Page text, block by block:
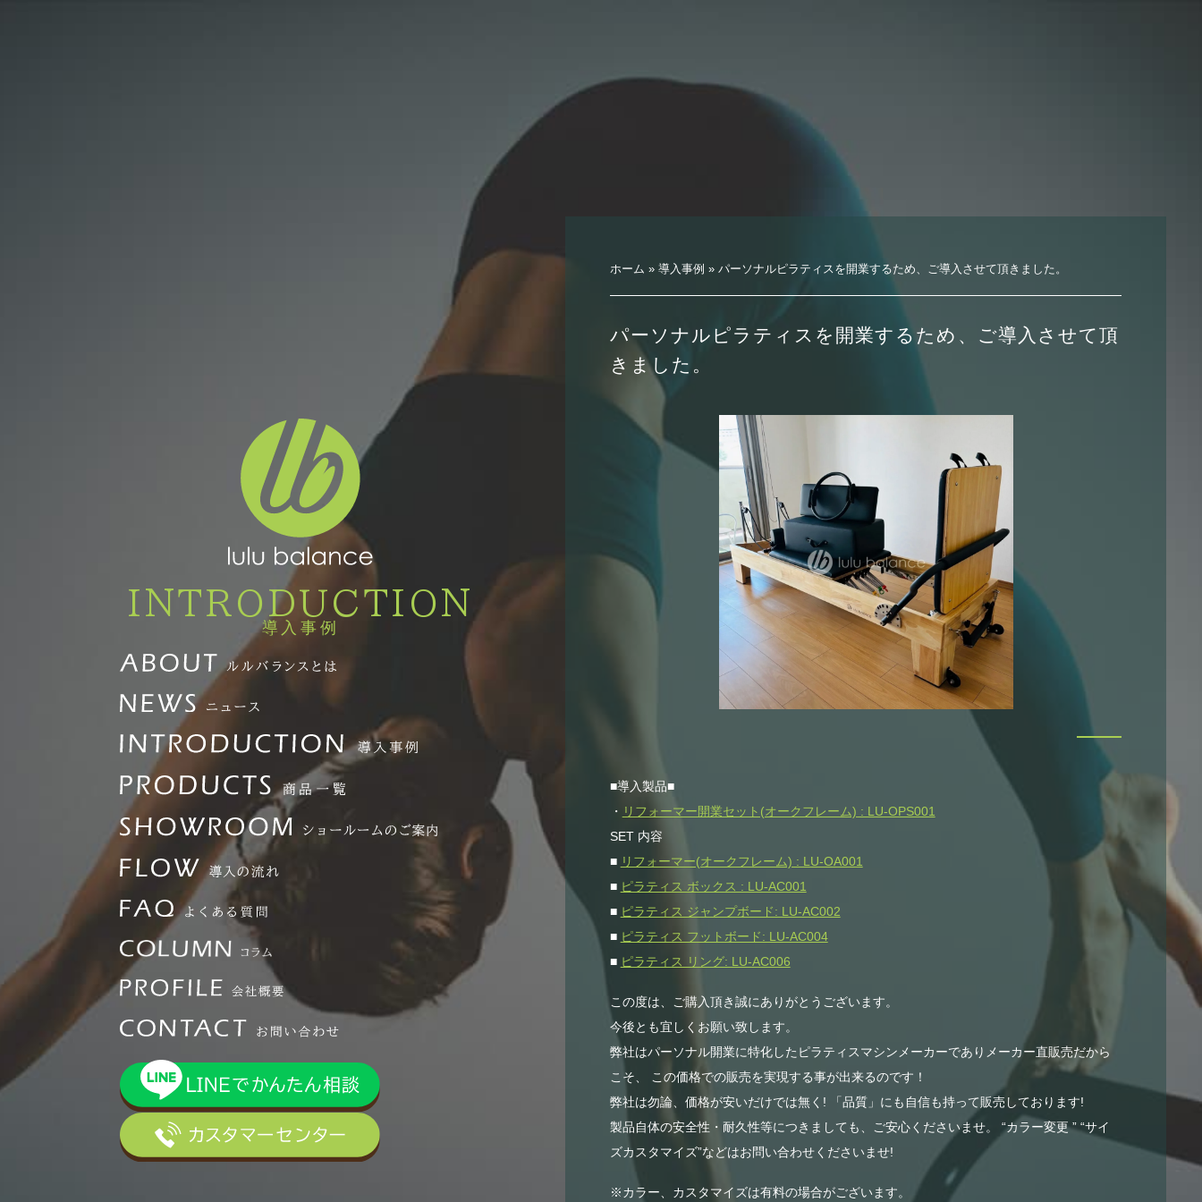
INTRODUCTION
導入事例
ホーム » 導入事例 » パーソナルピラティスを開業するため、ご導入させて頂きました。
パーソナルピラティスを開業するため、ご導入させて頂
きました。
■導入製品■
・ リフォーマー開業セット(オークフレーム) : LU-OPS001
SET 内容
■ リフォーマー(オークフレーム) : LU-OA001
■ ピラティス ボックス : LU-AC001
■ ピラティス ジャンプボード: LU-AC002
■ ピラティス フットボード: LU-AC004
■ ピラティス リング: LU-AC006
この度は、ご購入頂き誠にありがとうございます。
今後とも宜しくお願い致します。
弊社はパーソナル開業に特化したピラティスマシンメーカーでありメーカー直販売だから
こそ、 この価格での販売を実現する事が出来るのです！
弊社は勿論、価格が安いだけでは無く! 「品質」にも自信も持って販売しております!
製品自体の安全性・耐久性等につきましても、ご安心くださいませ。 “カラー変更 ” “サイ
ズカスタマイズ”などはお問い合わせくださいませ!
※カラー、カスタマイズは有料の場合がございます。